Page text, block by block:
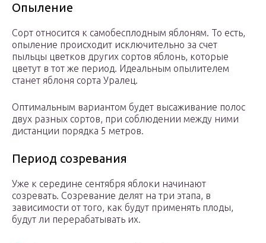
Опыление
Сорт относится к самобесплодным яблоням. То есть,
опыление происходит исключительно за счет
пыльцы цветков других сортов яблонь, которые
цветут в тот же период. Идеальным опылителем
станет яблоня сорта Уралец.
Оптимальным вариантом будет высаживание полос
двух разных сортов, при соблюдении между ними
дистанции порядка 5 метров.
Период созревания
Уже к середине сентября яблоки начинают
созревать. Созревание делят на три этапа, в
зависимости от того, как будут применять плоды,
будут ли перерабатывать их.